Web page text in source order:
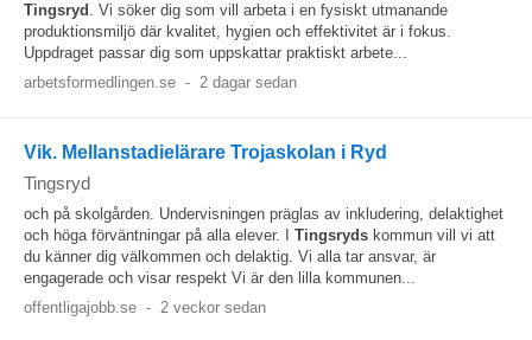
Tingsryd . Vi söker dig som vill arbeta i en fysiskt utmanande
produktionsmiljö där kvalitet, hygien och effektivitet är i fokus.
Uppdraget passar dig som uppskattar praktiskt arbete...
arbetsformedlingen.se - 2 dagar sedan
Vik. Mellanstadielärare Trojaskolan i Ryd
Tingsryd
och på skolgården. Undervisningen präglas av inkludering, delaktighet
och höga förväntningar på alla elever. I Tingsryds kommun vill vi att
du känner dig välkommen och delaktig. Vi alla tar ansvar, är
engagerade och visar respekt Vi är den lilla kommunen...
offentligajobb.se - 2 veckor sedan